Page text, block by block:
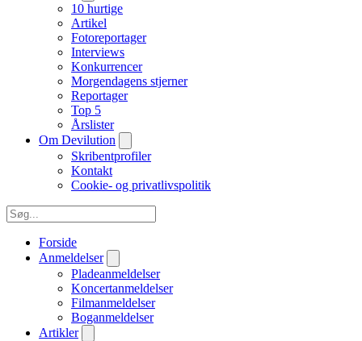
10 hurtige
Artikel
Fotoreportager
Interviews
Konkurrencer
Morgendagens stjerner
Reportager
Top 5
Årslister
Om Devilution
Skribentprofiler
Kontakt
Cookie- og privatlivspolitik
Forside
Anmeldelser
Pladeanmeldelser
Koncertanmeldelser
Filmanmeldelser
Boganmeldelser
Artikler